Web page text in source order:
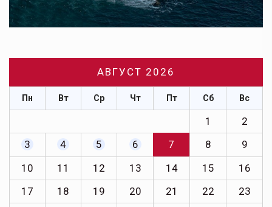
АВГУСТ 2026
Пн Вт Ср Чт Пт Сб Вс
1
2
3
4 5 6 7 8
9
10
11 12 13 14 15
16
17
18 19 20 21 22
23